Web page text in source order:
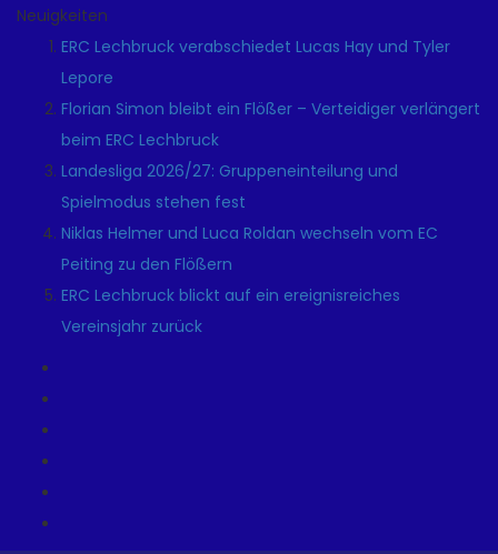
Neuigkeiten
ERC Lechbruck verabschiedet Lucas Hay und Tyler
Lepore
Florian Simon bleibt ein Flößer – Verteidiger verlängert
beim ERC Lechbruck
Landesliga 2026/27: Gruppeneinteilung und
Spielmodus stehen fest
Niklas Helmer und Luca Roldan wechseln vom EC
Peiting zu den Flößern
ERC Lechbruck blickt auf ein ereignisreiches
Vereinsjahr zurück